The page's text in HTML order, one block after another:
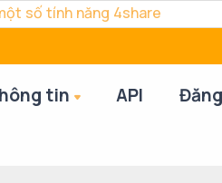
số tính năng 4share
tin API